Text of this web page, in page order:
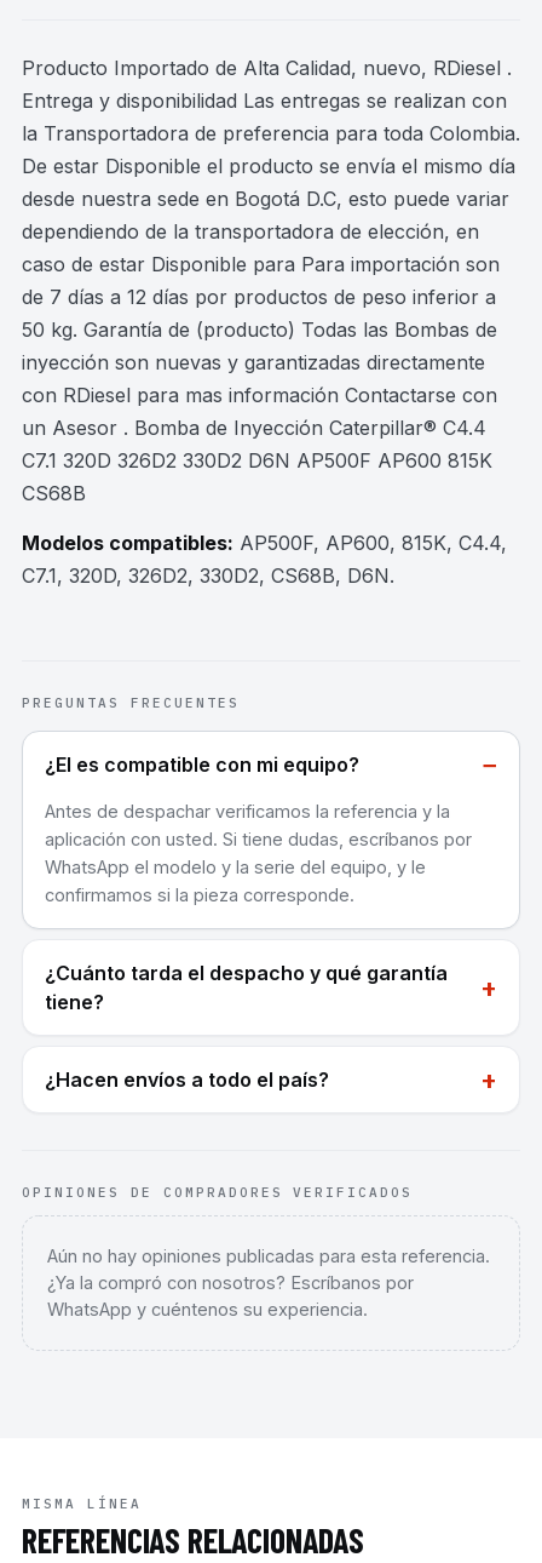
Producto Importado de Alta Calidad, nuevo, RDiesel .
Entrega y disponibilidad Las entregas se realizan con
la Transportadora de preferencia para toda Colombia.
De estar Disponible el producto se envía el mismo día
desde nuestra sede en Bogotá D.C, esto puede variar
dependiendo de la transportadora de elección, en
caso de estar Disponible para Para importación son
de 7 días a 12 días por productos de peso inferior a
50 kg. Garantía de (producto) Todas las Bombas de
inyección son nuevas y garantizadas directamente
con RDiesel para mas información Contactarse con
un Asesor . Bomba de Inyección Caterpillar® C4.4
C7.1 320D 326D2 330D2 D6N AP500F AP600 815K
CS68B
Modelos compatibles: AP500F, AP600, 815K, C4.4,
C7.1, 320D, 326D2, 330D2, CS68B, D6N.
PREGUNTAS FRECUENTES
¿El es compatible con mi equipo? −
Antes de despachar verificamos la referencia y la
aplicación con usted. Si tiene dudas, escríbanos por
WhatsApp el modelo y la serie del equipo, y le
confirmamos si la pieza corresponde.
¿Cuánto tarda el despacho y qué garantía
tiene?
+
¿Hacen envíos a todo el país? +
OPINIONES DE COMPRADORES VERIFICADOS
Aún no hay opiniones publicadas para esta referencia.
¿Ya la compró con nosotros? Escríbanos por
WhatsApp y cuéntenos su experiencia.
MISMA LÍNEA
REFERENCIAS RELACIONADAS